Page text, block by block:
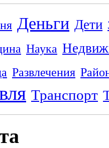
Деньги Дети
Наука
Развлечения
Транспорт